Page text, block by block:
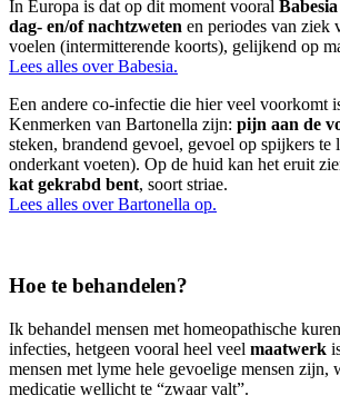
In Europa is dat op dit moment vooral Babesia
dag- en/of nachtzweten en periodes van ziek
voelen (intermitterende koorts), gelijkend op
Lees alles over Babesia.
Een andere co-infectie die hier veel voorkomt
Kenmerken van Bartonella zijn: pijn aan de
steken, brandend gevoel, gevoel op spijkers te
onderkant voeten). Op de huid kan het eruit
kat gekrabd bent, soort striae.
Lees alles over Bartonella op.
Hoe te behandelen?
Ik behandel mensen met homeopathische
infecties, hetgeen vooral heel veel maatwerk
mensen met lyme hele gevoelige mensen zijn,
medicatie wellicht te “zwaar valt”.